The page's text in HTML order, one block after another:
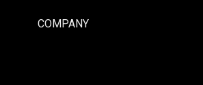
COMPANY